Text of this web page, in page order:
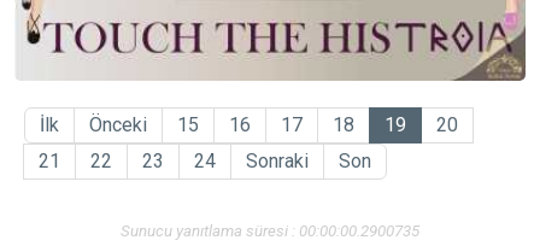
İlk Önceki 15 16 17 18 19
20
21
22 23 24 Sonraki Son
Sunucu yanıtlama süresi : 00:00:00.2900735